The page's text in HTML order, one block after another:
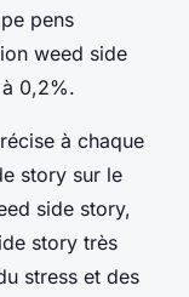
pens
weed side
0,2%.
à chaque
story sur le
side story,
story très
stress et des